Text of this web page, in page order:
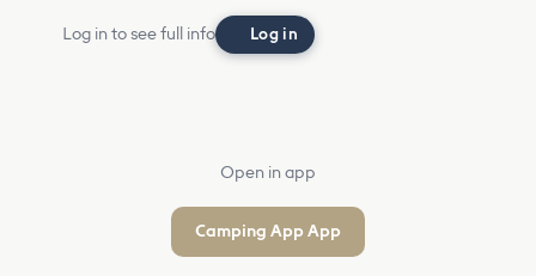
Log in to see full info Log in
Open in app
Camping App App